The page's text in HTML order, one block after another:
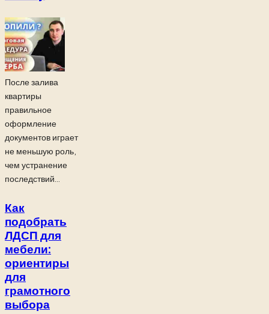
После залива
квартиры
правильное
оформление
документов играет
не меньшую роль,
чем устранение
последствий...
Как
подобрать
ЛДСП для
мебели:
ориентиры
для
грамотного
выбора